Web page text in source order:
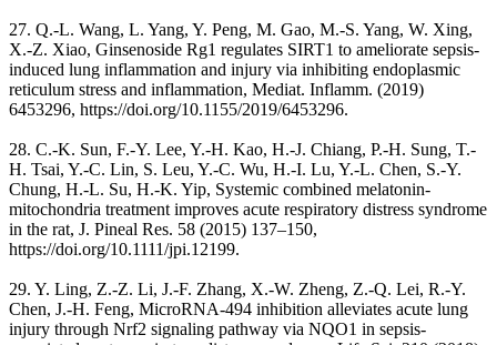
27. Q.-L. Wang, L. Yang, Y. Peng, M. Gao, M.-S. Yang, W. Xing,
X.-Z. Xiao, Ginsenoside Rg1 regulates SIRT1 to ameliorate sepsis-
induced lung inflammation and injury via inhibiting endoplasmic
reticulum stress and inflammation, Mediat. Inflamm. (2019)
6453296, https://doi.org/10.1155/2019/6453296.
28. C.-K. Sun, F.-Y. Lee, Y.-H. Kao, H.-J. Chiang, P.-H. Sung, T.-
H. Tsai, Y.-C. Lin, S. Leu, Y.-C. Wu, H.-I. Lu, Y.-L. Chen, S.-Y.
Chung, H.-L. Su, H.-K. Yip, Systemic combined melatonin-
mitochondria treatment improves acute respiratory distress syndrome
in the rat, J. Pineal Res. 58 (2015) 137–150,
https://doi.org/10.1111/jpi.12199.
29. Y. Ling, Z.-Z. Li, J.-F. Zhang, X.-W. Zheng, Z.-Q. Lei, R.-Y.
Chen, J.-H. Feng, MicroRNA-494 inhibition alleviates acute lung
injury through Nrf2 signaling pathway via NQO1 in sepsis-